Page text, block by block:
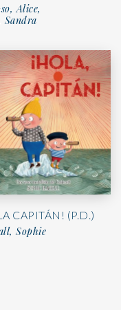
Alice,
Sandra
CAPITÁN! (P.D.)
Sophie